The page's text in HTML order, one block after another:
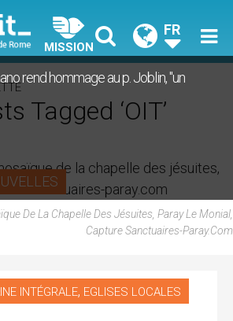
MISSION
FR
Tagged ‘OIT’
rend hommage au p. Joblin, "un
De La Chapelle Des Jésuites, Paray Le Monial,
Capture Sanctuaires-Paray.com
INTÉGRALE, EGLISES LOCALES